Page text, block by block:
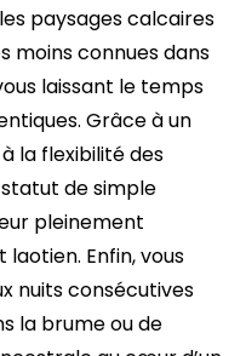
paysages calcaires
moins connues dans
laissant le temps
Grâce à un
la flexibilité des
de simple
pleinement
Enfin, vous
nuits consécutives
la brume ou de